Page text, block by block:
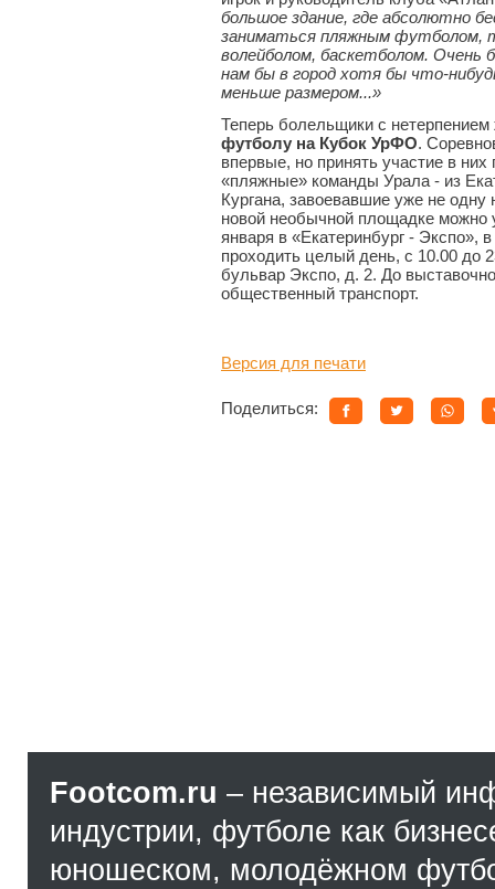
большое здание, где абсолютно
заниматься пляжным футболом,
волейболом, баскетболом.
нам бы в город хотя бы что-
меньше размером...»
Теперь болельщики с
футболу на Кубок УрФО.
впервые, но принять участие в
«пляжные» команды Урала - из
Кургана, завоевавшие уже не
новой необычной площадке можно
января в «Екатеринбург - Экспо»,
проходить целый день, с 10.00 до
бульвар Экспо, д. 2. До
общественный транспорт.
Версия для печати
Поделиться:
Footcom.ru – независимый
индустрии, футболе как
юношеском, молодёжном